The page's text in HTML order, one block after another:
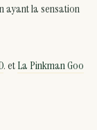
ayant la sensation
. etLa Pinkman Goo